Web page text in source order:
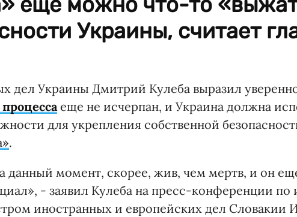
Украины, считает
дел Украины Дмитрий Кулеба выразил
еще не исчерпан, и Украина должна
для укрепления собственной
.
данный момент, скорее, жив, чем мертв, и он
- заявил Кулеба на пресс-конференции по
иностранных и европейских дел Словакии